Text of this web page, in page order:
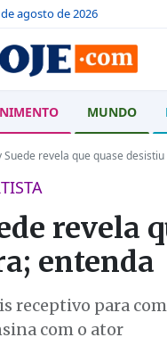
agosto de 2026
MUNDO
Suede revela que quase
revela
entenda
receptivo para
com o ator